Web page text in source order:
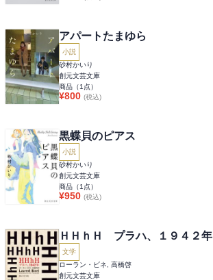
アパートたまゆら
小説
砂村かいり
創元文芸文庫
商品（1 点）
¥800 (税込)
黒蝶貝のピアス
小説
砂村かいり
創元文芸文庫
商品（1 点）
¥950 (税込)
ＨＨｈＨ プラハ、１９４２年
文学
ローラン・ビネ, 高橋啓
創元文芸文庫